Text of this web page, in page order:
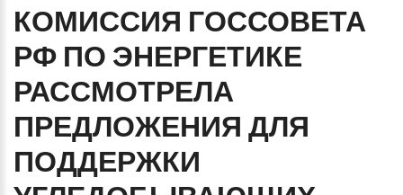
КОМИССИЯ ГОССОВЕТА
РФ ПО ЭНЕРГЕТИКЕ
РАССМОТРЕЛА
ПРЕДЛОЖЕНИЯ ДЛЯ
ПОДДЕРЖКИ